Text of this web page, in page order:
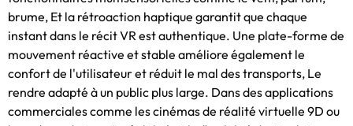
brume, Et la rétroaction haptique garantit que chaque
instant dans le récit VR est authentique. Une plate-forme de
mouvement réactive et stable améliore également le
confort de l'utilisateur et réduit le mal des transports, Le
rendre adapté à un public plus large. Dans des applications
commerciales comme les cinémas de réalité virtuelle 9D ou